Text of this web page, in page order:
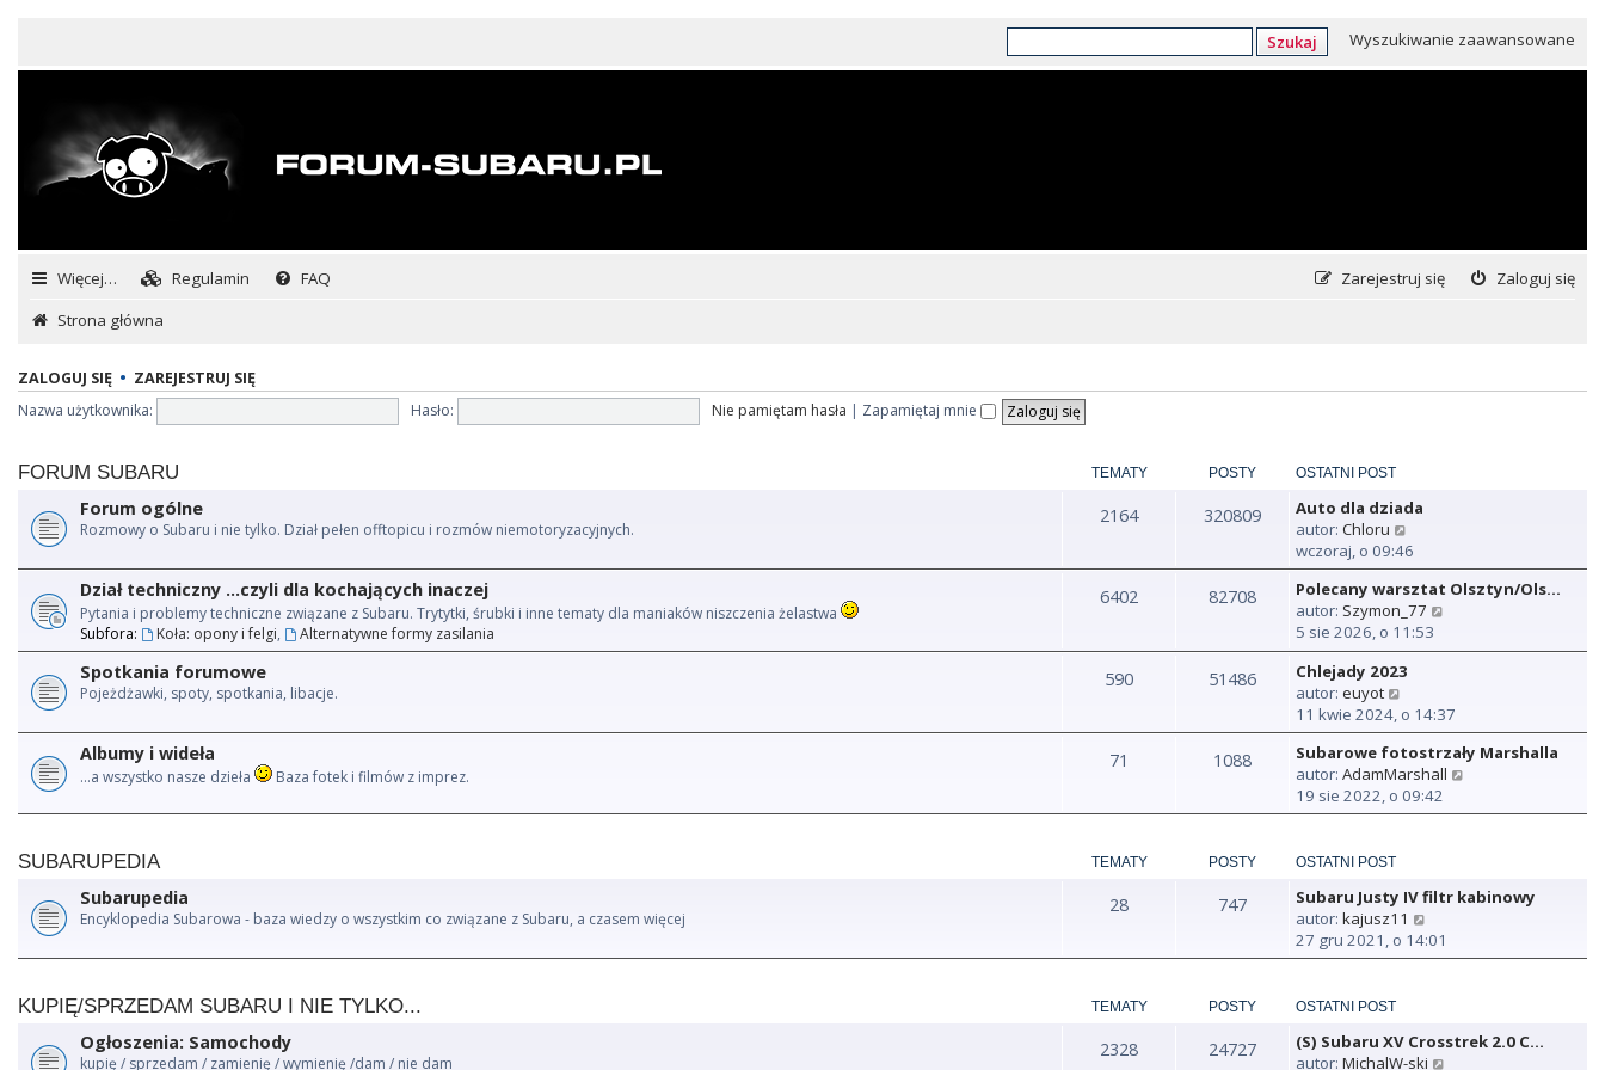
Szukaj Wyszukiwanie zaawansowane
Więcej… Regulamin FAQ Zaloguj się
Zarejestruj się
Strona główna
ZALOGUJ SIĘ • ZAREJESTRUJ SIĘ
Nazwa użytkownika:
Hasło: Nie pamiętam hasła | Zapamiętaj mnie
FORUM SUBARU TEMATY POSTY OSTATNI POST
Forum ogólne
Rozmowy o Subaru i nie tylko. Dział pełen offtopicu i rozmów niemotoryzacyjnych.
2164 320809
Auto dla dziada
autor: Chloru
y
ś
w
i
e
t
a
n
o
w
p
o
s
t
wczoraj, o 09:46
Dział techniczny ...czyli dla kochających inaczej
Pytania i problemy techniczne związane z Subaru. Trytytki, śrubki i inne tematy dla maniaków niszczenia żelastwa
Subfora:
Koła: opony i felgi, Alternatywne formy zasilania
6402 82708
Polecany warsztat Olsztyn/Ols…
autor: Szymon_77
ś
e
t
l
n
s
y
t
5 sie 2026, o 11:53
Spotkania forumowe
Pojeżdżawki, spoty, spotkania, libacje.
590 51486
Chlejady 2023
autor: euyot
y
ś
w
i
e
t
j
n
o
y
p
11 kwie 2024, o 14:37
Albumy i wideła
...a wszystko nasze dzieła Baza fotek i filmów z imprez.
71 1088
Subarowe fotostrzały Marshalla
autor: AdamMarshall
ś
t
a
w
19 sie 2022, o 09:42
SUBARUPEDIA TEMATY POSTY OSTATNI POST
Subarupedia
Encyklopedia Subarowa - baza wiedzy o wszystkim co związane z Subaru, a czasem więcej
28 747
Subaru Justy IV filtr kabinowy
autor: kajusz11
y
ś
t
27 gru 2021, o 14:01
KUPIĘ/SPRZEDAM SUBARU I NIE TYLKO... TEMATY POSTY OSTATNI POST
Ogłoszenia: Samochody
kupię / sprzedam / zamienię / wymienię /dam / nie dam
2328 24727
(S) Subaru XV Crosstrek 2.0 C…
autor: MichalW-ski